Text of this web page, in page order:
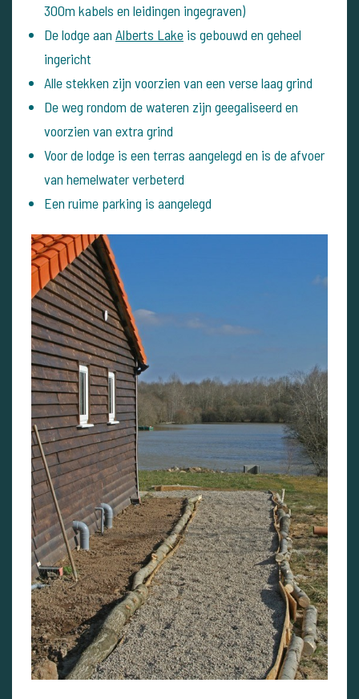
300m kabels en leidingen ingegraven)
De lodge aan Alberts Lake is gebouwd en geheel
ingericht
Alle stekken zijn voorzien van een verse laag grind
De weg rondom de wateren zijn geegaliseerd en
voorzien van extra grind
Voor de lodge is een terras aangelegd en is de afvoer
van hemelwater verbeterd
Een ruime parking is aangelegd